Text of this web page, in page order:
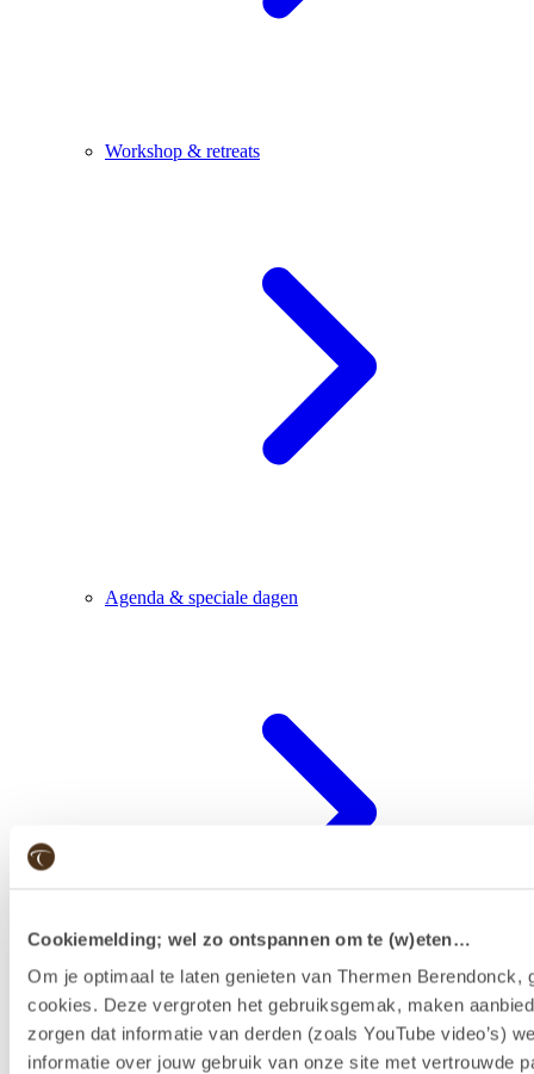
Cookiemelding; wel zo ontspannen om te (w)eten…
Om je optimaal te laten genieten van Thermen Berendonck,
cookies. Deze vergroten het gebruiksgemak, maken
zorgen dat informatie van derden (zoals YouTube video’s)
informatie over jouw gebruik van onze site met vertrouwde
Workshop & retreats
Agenda & speciale dagen
Badenkaart kopen & reserveren